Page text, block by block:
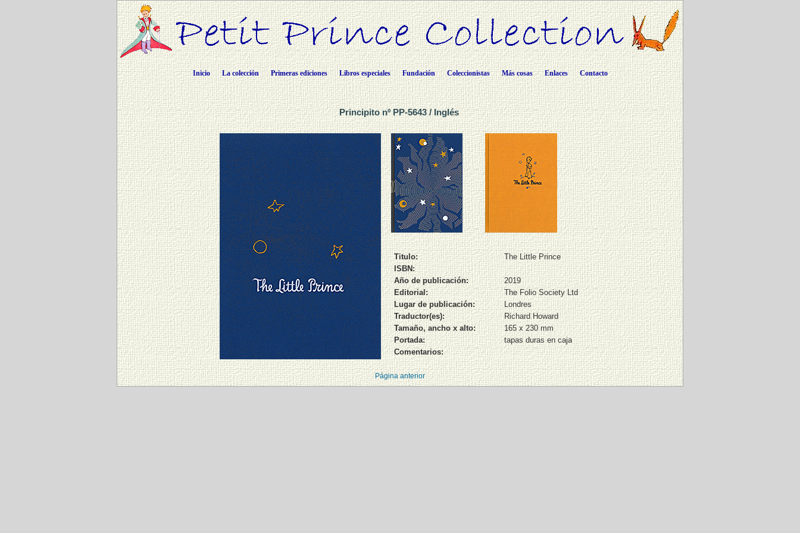
Inicio La colección Primeras ediciones Libros especiales Fundación Coleccionistas Más cosas Enlaces Contacto
Principito nº PP-5643 / Inglés
Titulo:
The Little Prince
ISBN:
Año de publicación:
2019
Editorial:
The Folio Society Ltd
Lugar de publicación:
Londres
Traductor(es):
Richard Howard
Tamaño, ancho x alto:
165 x 230 mm
Portada:
tapas duras en caja
Comentarios:
Página anterior